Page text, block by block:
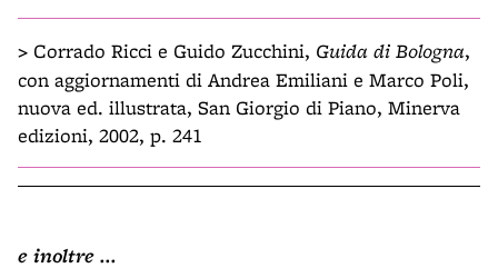
> Corrado Ricci e Guido Zucchini, Guida di Bologna,
con aggiornamenti di Andrea Emiliani e Marco Poli,
nuova ed. illustrata, San Giorgio di Piano, Minerva
edizioni, 2002, p. 241
e inoltre ...